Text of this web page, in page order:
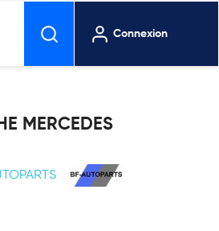
Connexion
MERCEDES